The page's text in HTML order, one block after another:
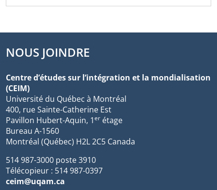
NOUS JOINDRE
Centre d’études sur l’intégration et la mondialisation
(CEIM)
Université du Québec à Montréal
400, rue Sainte-Catherine Est
Pavillon Hubert-Aquin, 1er étage
Bureau A-1560
Montréal (Québec) H2L 2C5 Canada
514 987-3000 poste 3910
Télécopieur : 514 987-0397
ceim@uqam.ca